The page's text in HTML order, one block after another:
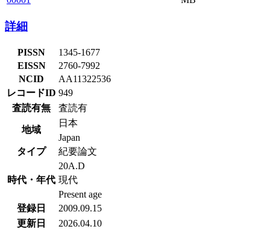
詳細
PISSN
1345-1677
EISSN
2760-7992
NCID
AA11322536
レコードID 949
査読有無
査読有
地域
日本
Japan
タイプ
紀要論文
時代・年代
20A.D
現代
Present age
登録日
2009.09.15
更新日
2026.04.10